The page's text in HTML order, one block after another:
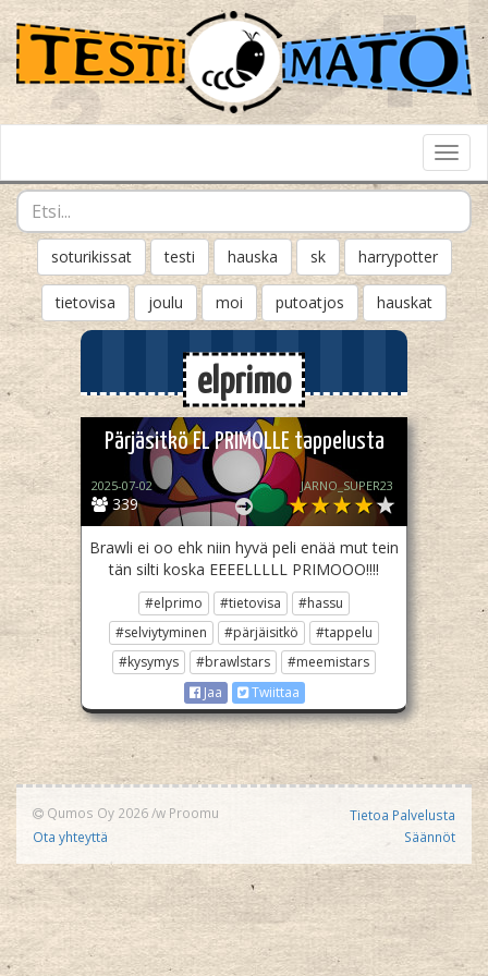
soturikissat testi hauska sk harrypotter
tietovisa joulu moi putoatjos hauskat
elprimo
Pärjäsitkö EL PRIMOLLE tappelusta
339
2025-07-02 JARNO_SUPER23
Brawli ei oo ehk niin hyvä peli enää mut tein
tän silti koska EEEELLLLL PRIMOOO!!!!
#elprimo #tietovisa
#hassu
#selviytyminen
#pärjäisitkö
#tappelu
#kysymys
#brawlstars
#meemistars
Jaa
Twiittaa
Qumos Oy 2026/w Proomu
Ota yhteyttä
Tietoa Palvelusta
Säännöt